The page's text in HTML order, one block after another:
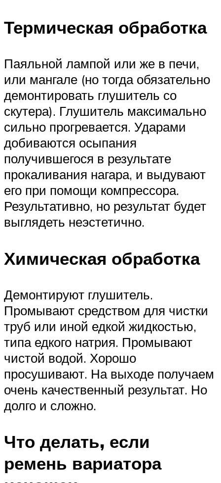
Термическая обработка
Паяльной лампой или же в печи,
или мангале (но тогда обязательно
демонтировать глушитель со
скутера). Глушитель максимально
сильно прогревается. Ударами
добиваются осыпания
получившегося в результате
прокаливания нагара, и выдувают
его при помощи компрессора.
Результативно, но результат будет
выглядеть неэстетично.
Химическая обработка
Демонтируют глушитель.
Промывают средством для чистки
труб или иной едкой жидкостью,
типа едкого натрия. Промывают
чистой водой. Хорошо
просушивают. На выходе получаем
очень качественный результат. Но
долго и сложно.
Что делать, если
ремень вариатора